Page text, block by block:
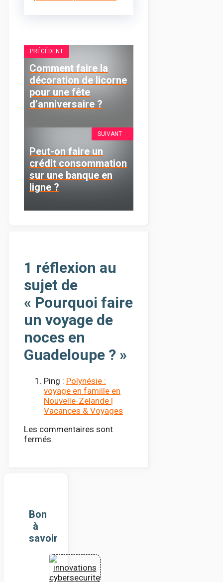
PRÉCÉDENT
Comment faire la
décoration de licorne
pour une fête
d’anniversaire ?
Peut-on faire un
crédit consommation
sur une banque en
ligne ?
SUIVANT
1 réflexion au
sujet de
« Pourquoi faire
un voyage de
noces en
Guadeloupe ? »
Ping : Polynésie :
voyage en famille en
Nouvelle-Zelande |
Vacances & Voyages
Les commentaires sont
fermés.
Bon
à
savoir